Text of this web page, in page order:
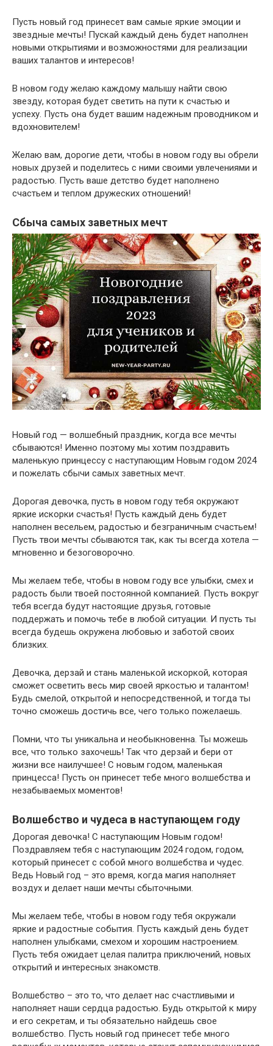
Пусть новый год принесет вам самые яркие эмоции и
звездные мечты! Пускай каждый день будет наполнен
новыми открытиями и возможностями для реализации
ваших талантов и интересов!
В новом году желаю каждому малышу найти свою
звезду, которая будет светить на пути к счастью и
успеху. Пусть она будет вашим надежным проводником и
вдохновителем!
Желаю вам, дорогие дети, чтобы в новом году вы обрели
новых друзей и поделитесь с ними своими увлечениями и
радостью. Пусть ваше детство будет наполнено
счастьем и теплом дружеских отношений!
Сбыча самых заветных мечт
Новый год — волшебный праздник, когда все мечты
сбываются! Именно поэтому мы хотим поздравить
маленькую принцессу с наступающим Новым годом 2024
и пожелать сбычи самых заветных мечт.
Дорогая девочка, пусть в новом году тебя окружают
яркие искорки счастья! Пусть каждый день будет
наполнен весельем, радостью и безграничным счастьем!
Пусть твои мечты сбываются так, как ты всегда хотела —
мгновенно и безоговорочно.
Мы желаем тебе, чтобы в новом году все улыбки, смех и
радость были твоей постоянной компанией. Пусть вокруг
тебя всегда будут настоящие друзья, готовые
поддержать и помочь тебе в любой ситуации. И пусть ты
всегда будешь окружена любовью и заботой своих
близких.
Девочка, дерзай и стань маленькой искоркой, которая
сможет осветить весь мир своей яркостью и талантом!
Будь смелой, открытой и непосредственной, и тогда ты
точно сможешь достичь все, чего только пожелаешь.
Помни, что ты уникальна и необыкновенна. Ты можешь
все, что только захочешь! Так что дерзай и бери от
жизни все наилучшее! С новым годом, маленькая
принцесса! Пусть он принесет тебе много волшебства и
незабываемых моментов!
Волшебство и чудеса в наступающем году
Дорогая девочка! С наступающим Новым годом!
Поздравляем тебя с наступающим 2024 годом, годом,
который принесет с собой много волшебства и чудес.
Ведь Новый год – это время, когда магия наполняет
воздух и делает наши мечты сбыточными.
Мы желаем тебе, чтобы в новом году тебя окружали
яркие и радостные события. Пусть каждый день будет
наполнен улыбками, смехом и хорошим настроением.
Пусть тебя ожидает целая палитра приключений, новых
открытий и интересных знакомств.
Волшебство – это то, что делает нас счастливыми и
наполняет наши сердца радостью. Будь открытой к миру
и его секретам, и ты обязательно найдешь свое
волшебство. Пусть новый год принесет тебе много